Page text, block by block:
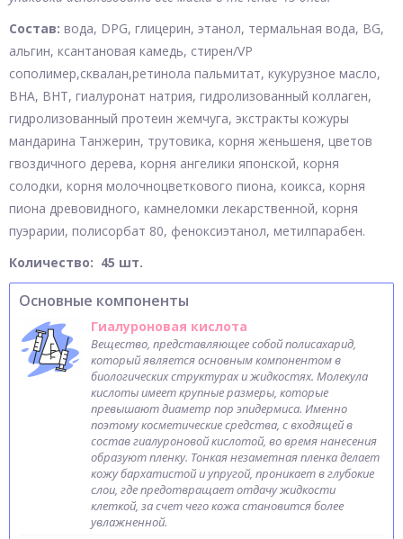
Состав: вода, DPG, глицерин, этанол, термальная вода, BG,
альгин, ксантановая камедь, стирен/VP
сополимер,сквалан,ретинола пальмитат, кукурузное масло,
BHA, BHT, гиалуронат натрия, гидролизованный коллаген,
гидролизованный протеин жемчуга, экстракты кожуры
мандарина Танжерин, трутовика, корня женьшеня, цветов
гвоздичного дерева, корня ангелики японской, корня
солодки, корня молочноцветкового пиона, коикса, корня
пиона древовидного, камнеломки лекарственной, корня
пуэрарии, полисорбат 80, феноксиэтанол, метилпарабен.
Количество: 45 шт.
Основные компоненты
Гиалуроновая кислота
Вещество, представляющее собой полисахарид,
который является основным компонентом в
биологических структурах и жидкостях. Молекула
кислоты имеет крупные размеры, которые
превышают диаметр пор эпидермиса. Именно
поэтому косметические средства, с входящей в
состав гиалуроновой кислотой, во время нанесения
образуют пленку. Тонкая незаметная пленка делает
кожу бархатистой и упругой, проникает в глубокие
слои, где предотвращает отдачу жидкости
клеткой, за счет чего кожа становится более
увлажненной.